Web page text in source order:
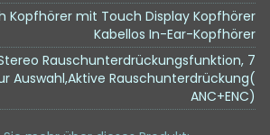
Kopfhörer mit Touch Display Kopfhörer
Kabellos In-Ear-Kopfhörer
Rauschunterdrückungsfunktion, 7
Auswahl,Aktive Rauschunterdrückung(
ANC+ENC)